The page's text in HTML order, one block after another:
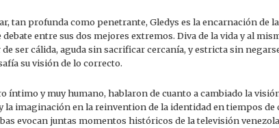
tan profunda como penetrante, Gledys es la encarnación de
debate entre sus dos mejores extremos. Diva de la vida y al
ser cálida, aguda sin sacrificar cercanía, y estricta sin
su visión de lo correcto.
íntimo y muy humano, hablaron de cuanto a cambiado la
la imaginación en la reinvention de la identidad en tiempos de
evocan juntas momentos históricos de la televisión